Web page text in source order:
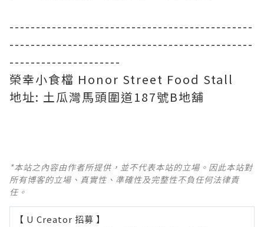
----------------------------------------------
----------------------------------------------
---------------------
榮幸小食檔 Honor Street Food Stall
地址: 土瓜灣馬頭圍道187號B地舖
*本站之內容由作者所提供，並不代表本站的立場。因此本站對
所有博客的立場、真實性、準確性及完整性不負任何法律責
任。
【 U Creator 招募 】